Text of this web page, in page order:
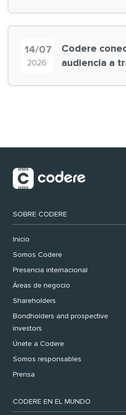
14/07
2026
Codere
audiencia a
SOBRE CODERE
Inicio
Somos Codere
Presencia internacional
Áreas de negocio
Shareholders
Bondholders and prospective
investors
Únete a Codere
Somos responsables
Prensa
CODERE EN EL MUNDO